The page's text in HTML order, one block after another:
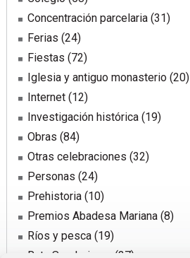
Concentración parcelaria(31)
Ferias (24)
Fiestas (72)
Iglesia y antiguo monasterio(20)
Internet(12)
Investigación histórica(19)
Obras (84)
Otras celebraciones (32)
Personas (24)
Prehistoria(10)
Premios Abadesa Mariana(8)
Ríos y pesca(19)